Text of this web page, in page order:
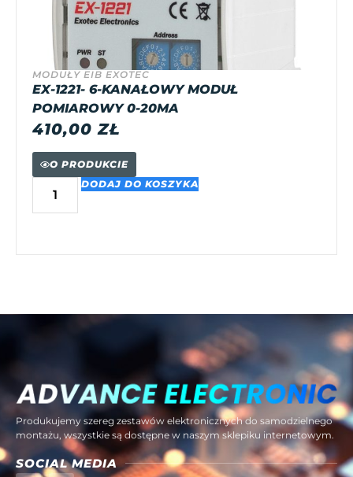
MODUŁY EIB EXOTEC
EX-1221- 6-KANAŁOWY MODUŁ
POMIAROWY 0-20MA
410,00ZŁ
O PRODUKCIE
DODAJ DO KOSZYKA
Produkujemy szereg zestawów elektronicznych do samodzielnego
montażu, wszystkie są dostępne w naszym sklepiku internetowym.
SOCIAL MEDIA